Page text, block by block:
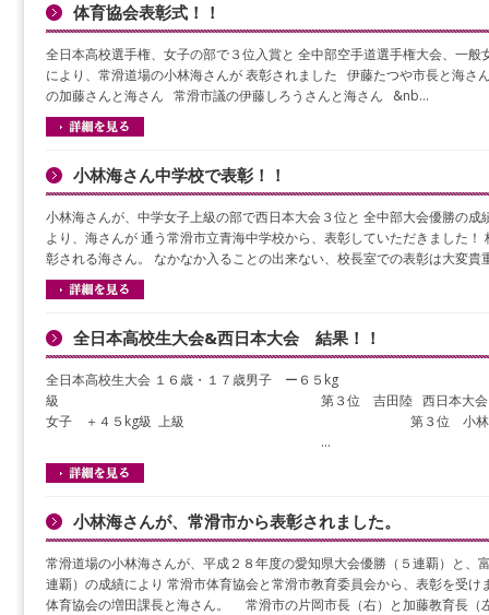
体育協会表彰式！！
全日本高校選手権、女子の部で３位入賞と 全中部空手道選手権大会、一般
により、常滑道場の小林海さんが 表彰されました 伊藤たつや市長と海さ
の加藤さんと海さん 常滑市議の伊藤しろうさんと海さん &nb…
小林海さん中学校で表彰！！
小林海さんが、中学女子上級の部で西日本大会３位と 全中部大会優勝の成
より、海さんが 通う常滑市立青海中学校から、表彰していただきました！
彰される海さん。 なかなか入ることの出来ない、校長室での表彰は大変貴
全日本高校生大会&西日本大会 結果！！
全日本高校生大会 １６歳・１７歳男子 ー６５kg
級 第３位 吉田陸 西日本大会 １２歳
女子 ＋４５kg級 上級 第３位 小林
…
小林海さんが、常滑市から表彰されました。
常滑道場の小林海さんが、平成２８年度の愛知県大会優勝（５連覇）と、
連覇）の成績により 常滑市体育協会と常滑市教育委員会から、表彰を受け
体育協会の増田課長と海さん。 常滑市の片岡市長（右）と加藤教育長（